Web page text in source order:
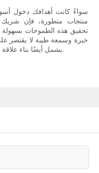
سواءً كانت أهدافك دخول
منتجات متطورة، فإن
تحقيق هذه الطموحات بسهولة
خبرة وسمعة طيبة لا يقتصر
يشمل أيضًا بناء علاقة تدعم نمو أعمالك ونجاحها لسنوات قادمة.